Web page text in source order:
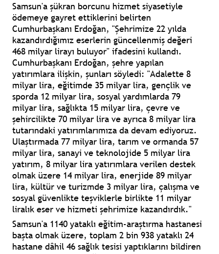
Samsun'a şükran borcunu hizmet siyasetiyle
ödemeye gayret ettiklerini belirten
Cumhurbaşkanı Erdoğan, "Şehrimize 22 yılda
kazandırdığımız eserlerin güncellenmiş değeri
468 milyar lirayı buluyor" ifadesini kullandı.
Cumhurbaşkanı Erdoğan, şehre yapılan
yatırımlara ilişkin, şunları söyledi: "Adalette 8
milyar lira, eğitimde 35 milyar lira, gençlik ve
sporda 12 milyar lira, sosyal yardımlarda 79
milyar lira, sağlıkta 15 milyar lira, çevre ve
şehircilikte 70 milyar lira ve ayrıca 8 milyar lira
tutarındaki yatırımlarımıza da devam ediyoruz.
Ulaştırmada 77 milyar lira, tarım ve ormanda 57
milyar lira, sanayi ve teknolojide 5 milyar lira
yatırım, 8 milyar lira yatırımlara verilen destek
olmak üzere 14 milyar lira, enerjide 89 milyar
lira, kültür ve turizmde 3 milyar lira, çalışma ve
sosyal güvenlikte teşviklerle birlikte 11 milyar
liralık eser ve hizmeti şehrimize kazandırdık."
Samsun'a 1140 yataklı eğitim-araştırma hastanesi
başta olmak üzere, toplam 2 bin 938 yataklı 24
hastane dâhil 46 sağlık tesisi yaptıklarını bildiren